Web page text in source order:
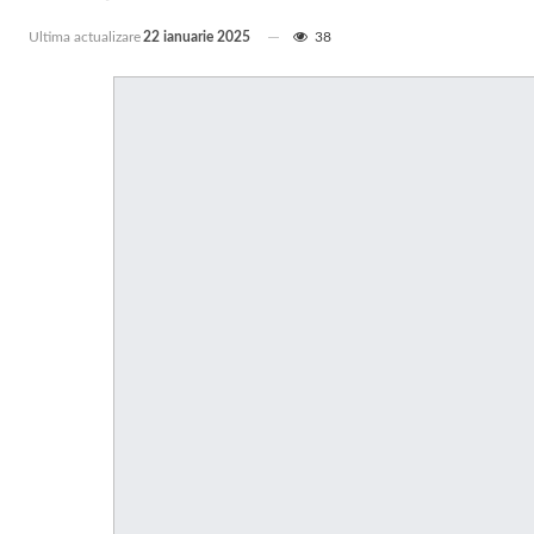
Ultima actualizare22 ianuarie 2025 38